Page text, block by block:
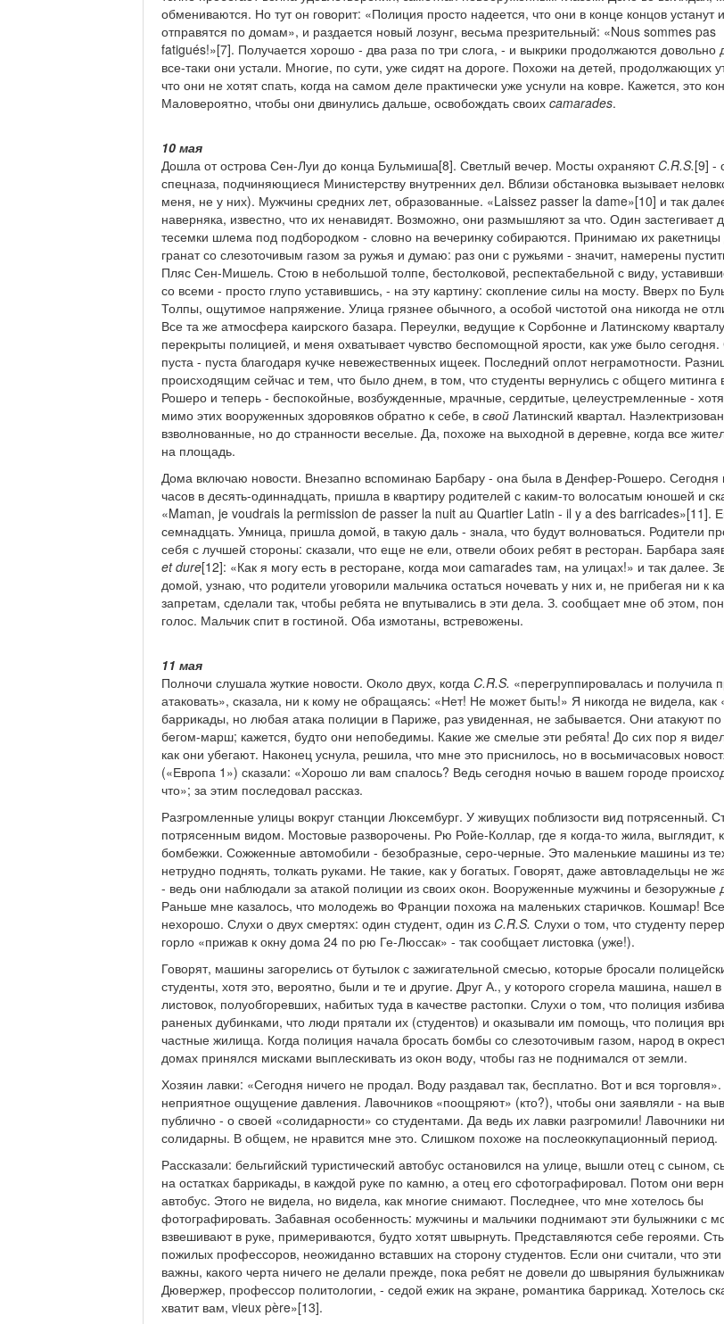
обмениваются. Но тут он говорит: «Полиция просто надеется, что они в конце концов устанут и
отправятся по домам», и раздается новый лозунг, весьма презрительный: «Nous sommes pas
fatigués!»[7]. Получается хорошо - два раза по три слога, - и выкрики продолжаются довольно
все-таки они устали. Многие, по сути, уже сидят на дороге. Похожи на детей, продолжающих
что они не хотят спать, когда на самом деле практически уже уснули на ковре. Кажется, это
Маловероятно, чтобы они двинулись дальше, освобождать своих camarades.
10 мая
Дошла от острова Сен-Луи до конца Бульмиша[8]. Светлый вечер. Мосты охраняют C.R.S.[9] -
спецназа, подчиняющиеся Министерству внутренних дел. Вблизи обстановка вызывает
меня, не у них). Мужчины средних лет, образованные. «Laissez passer la dame»[10] и так
наверняка, известно, что их ненавидят. Возможно, они размышляют за что. Один застегивает
тесемки шлема под подбородком - словно на вечеринку собираются. Принимаю их ракетницы
гранат со слезоточивым газом за ружья и думаю: раз они с ружьями - значит, намерены
Пляс Сен-Мишель. Стою в небольшой толпе, бестолковой, респектабельной с виду,
со всеми - просто глупо уставившись, - на эту картину: скопление силы на мосту. Вверх по
Толпы, ощутимое напряжение. Улица грязнее обычного, а особой чистотой она никогда не
Все та же атмосфера каирского базара. Переулки, ведущие к Сорбонне и Латинскому
перекрыты полицией, и меня охватывает чувство беспомощной ярости, как уже было
пуста - пуста благодаря кучке невежественных ищеек. Последний оплот неграмотности.
происходящим сейчас и тем, что было днем, в том, что студенты вернулись с общего
Рошеро и теперь - беспокойные, возбужденные, мрачные, сердитые, целеустремленные -
мимо этих вооруженных здоровяков обратно к себе, в свой Латинский квартал.
взволнованные, но до странности веселые. Да, похоже на выходной в деревне, когда все
на площадь.
Дома включаю новости. Внезапно вспоминаю Барбару - она была в Денфер-Рошеро. Сегодня
часов в десять-одиннадцать, пришла в квартиру родителей с каким-то волосатым юношей и
«Maman, je voudrais la permission de passer la nuit au Quartier Latin - il y a des barricades»[11].
семнадцать. Умница, пришла домой, в такую даль - знала, что будут волноваться. Родители
себя с лучшей стороны: сказали, что еще не ели, отвели обоих ребят в ресторан. Барбара
et dure[12]: «Как я могу есть в ресторане, когда мои camarades там, на улицах!» и так далее.
домой, узнаю, что родители уговорили мальчика остаться ночевать у них и, не прибегая ни к
запретам, сделали так, чтобы ребята не впутывались в эти дела. З. сообщает мне об этом,
голос. Мальчик спит в гостиной. Оба измотаны, встревожены.
11 мая
Полночи слушала жуткие новости. Около двух, когда C.R.S. «перегруппировалась и получила
атаковать», сказала, ни к кому не обращаясь: «Нет! Не может быть!» Я никогда не видела, как
баррикады, но любая атака полиции в Париже, раз увиденная, не забывается. Они атакуют
бегом-марш; кажется, будто они непобедимы. Какие же смелые эти ребята! До сих пор я
как они убегают. Наконец уснула, решила, что мне это приснилось, но в восьмичасовых
(«Европа 1») сказали: «Хорошо ли вам спалось? Ведь сегодня ночью в вашем городе
что»; за этим последовал рассказ.
Разгромленные улицы вокруг станции Люксембург. У живущих поблизости вид потрясенный.
потрясенным видом. Мостовые разворочены. Рю Ройе-Коллар, где я когда-то жила, выглядит,
бомбежки. Сожженные автомобили - безобразные, серо-черные. Это маленькие машины из
нетрудно поднять, толкать руками. Не такие, как у богатых. Говорят, даже автовладельцы не
- ведь они наблюдали за атакой полиции из своих окон. Вооруженные мужчины и безоружные
Раньше мне казалось, что молодежь во Франции похожа на маленьких старичков. Кошмар!
нехорошо. Слухи о двух смертях: один студент, один из C.R.S. Слухи о том, что студенту
горло «прижав к окну дома 24 по рю Ге-Люссак» - так сообщает листовка (уже!).
Говорят, машины загорелись от бутылок с зажигательной смесью, которые бросали
студенты, хотя это, вероятно, были и те и другие. Друг А., у которого сгорела машина, нашел в
листовок, полуобгоревших, набитых туда в качестве растопки. Слухи о том, что полиция
раненых дубинками, что люди прятали их (студентов) и оказывали им помощь, что полиция
частные жилища. Когда полиция начала бросать бомбы со слезоточивым газом, народ в
домах принялся мисками выплескивать из окон воду, чтобы газ не поднимался от земли.
Хозяин лавки: «Сегодня ничего не продал. Воду раздавал так, бесплатно. Вот и вся торговля».
неприятное ощущение давления. Лавочников «поощряют» (кто?), чтобы они заявляли - на
публично - о своей «солидарности» со студентами. Да ведь их лавки разгромили! Лавочники
солидарны. В общем, не нравится мне это. Слишком похоже на послеоккупационный период.
Рассказали: бельгийский туристический автобус остановился на улице, вышли отец с сыном,
на остатках баррикады, в каждой руке по камню, а отец его сфотографировал. Потом они
автобус. Этого не видела, но видела, как многие снимают. Последнее, что мне хотелось бы
фотографировать. Забавная особенность: мужчины и мальчики поднимают эти булыжники с
взвешивают в руке, примериваются, будто хотят швырнуть. Представляются себе героями.
пожилых профессоров, неожиданно вставших на сторону студентов. Если они считали, что
важны, какого черта ничего не делали прежде, пока ребят не довели до швыряния
Дювержер, профессор политологии, - седой ежик на экране, романтика баррикад. Хотелось
хватит вам, vieux père»[13].